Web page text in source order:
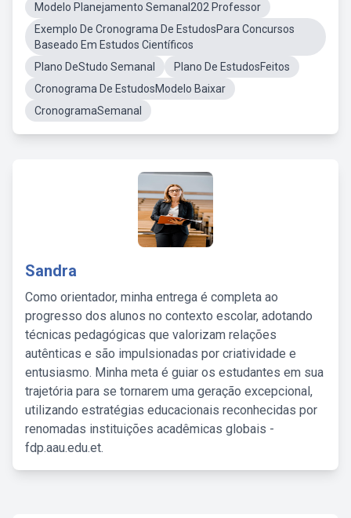
Modelo Planejamento Semanal202 Professor
Exemplo De Cronograma De EstudosPara Concursos
Baseado Em Estudos Científicos
Plano DeStudo Semanal
Plano De EstudosFeitos
Cronograma De EstudosModelo Baixar
CronogramaSemanal
Sandra
Como orientador, minha entrega é completa ao
progresso dos alunos no contexto escolar, adotando
técnicas pedagógicas que valorizam relações
autênticas e são impulsionadas por criatividade e
entusiasmo. Minha meta é guiar os estudantes em sua
trajetória para se tornarem uma geração excepcional,
utilizando estratégias educacionais reconhecidas por
renomadas instituições acadêmicas globais -
fdp.aau.edu.et.